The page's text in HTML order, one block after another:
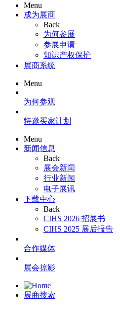
Menu
成为展商
Back
为何参展
参展申请
知识产权保护
展商系统
Menu
为何参观
特邀买家计划
Menu
新闻信息
Back
展会新闻
行业新闻
电子展讯
下载中心
Back
CIHS 2026 招展书
CIHS 2025 展后报告
合作媒体
展会掠影
展商搜索